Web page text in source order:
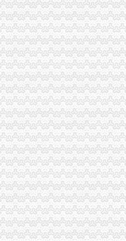
程是自动化、无纸化流程_半岛新闻网
上签约无纸化报关整套资料即可确认快
约
作业无纸化率超8成_政务频道_红网
无纸化企业范围扩大至所有信用等级
化报关签约【今日推荐网-宁波物流运
面迎来“无纸化报关”时代-新闻频道-和
化签约
关上海无纸化报关单在哪里印
务操作与技巧：通关篇》＂关务通·电
电话查询名录-名录集
海关拟录公示_国家公务员网_中公教
里
被税,回忆一下我从重庆上清寺海关取
深圳将发生在哪一年?-知乎
登记
4900多家企业-新闻频道-和讯网